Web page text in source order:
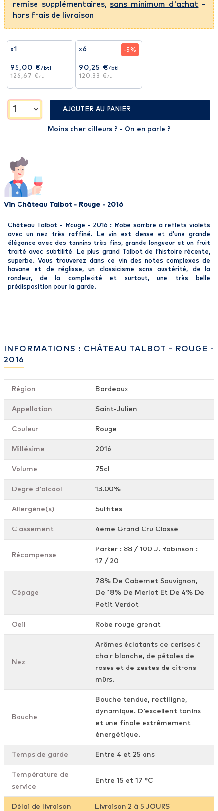
remise supplémentaires,sans minimum d'achat -
hors frais de livraison
x1
95,00 €/btl
126,67 €/L
x6 -5%
90,25 €/btl
120,33 €/L
AJOUTER AU PANIER
Moins cher ailleurs ? - On en parle ?
Vin Château Talbot - Rouge - 2016
Château Talbot - Rouge - 2016 : Robe sombre à reflets violets
avec un nez très raffiné. Le vin est dense et d’une grande
élégance avec des tannins très fins, grande longueur et un fruit
traité avec subtilité. Le plus grand Talbot de l’histoire récente,
superbe. Vous trouverez dans ce vin des notes complexes de
havane et de réglisse, un classicisme sans austérité, de la
rondeur, de la complexité et surtout, une très belle
prédisposition pour la garde.
INFORMATIONS : CHÂTEAU TALBOT - ROUGE -
2016
Région Bordeaux
Appellation Saint-Julien
Couleur Rouge
Millésime 2016
Volume 75cl
Degré d'alcool 13.00%
Allergène(s) Sulfites
Classement 4ème Grand Cru Classé
Récompense
Parker : 88 / 100 J. Robinson :
17 / 20
Cépage
78% De Cabernet Sauvignon,
De 18% De Merlot Et De 4% De
Petit Verdot
Oeil Robe rouge grenat
Nez
Arômes éclatants de cerises à
chair blanche, de pétales de
roses et de zestes de citrons
mûrs.
Bouche
Bouche tendue, rectiligne,
dynamique. D'excellent tanins
et une finale extrêmement
énergétique.
Temps de garde Entre 4 et 25 ans
Température de
service
Entre 15 et 17 °C
Délai de livraison Livraison 2 à 5 JOURS